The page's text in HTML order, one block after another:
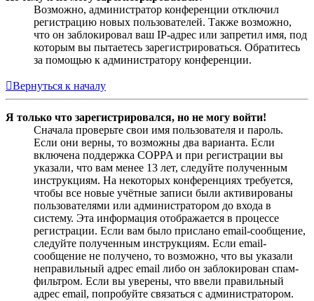
Возможно, администратор конференции отключил
регистрацию новых пользователей. Также возможно,
что он заблокировал ваш IP-адрес или запретил имя, под
которым вы пытаетесь зарегистрироваться. Обратитесь
за помощью к администратору конференции.
Вернуться к началу
Я только что зарегистрировался, но не могу войти!
Сначала проверьте свои имя пользователя и пароль.
Если они верны, то возможны два варианта. Если
включена поддержка COPPA и при регистрации вы
указали, что вам менее 13 лет, следуйте полученным
инструкциям. На некоторых конференциях требуется,
чтобы все новые учётные записи были активированы
пользователями или администратором до входа в
систему. Эта информация отображается в процессе
регистрации. Если вам было прислано email-сообщение,
следуйте полученным инструкциям. Если email-
сообщение не получено, то возможно, что вы указали
неправильный адрес email либо он заблокирован спам-
фильтром. Если вы уверены, что ввели правильный
адрес email, попробуйте связаться с администратором.